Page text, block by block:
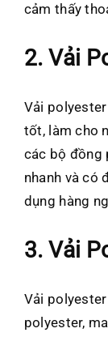
cảm thấy
2. Vải
Vải
tốt, làm cho
các bộ đồng
nhanh và có
dụng hàng
3. Vải
Vải
polyester,